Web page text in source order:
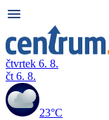
čtvrtek 6. 8.
čt 6. 8.
23°C